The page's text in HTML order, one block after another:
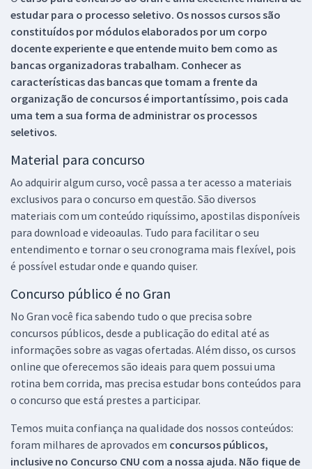
estudar para o processo seletivo. Os nossos cursos são
constituídos por módulos elaborados por um corpo
docente experiente e que entende muito bem como as
bancas organizadoras trabalham. Conhecer as
características das bancas que tomam a frente da
organização de concursos é importantíssimo, pois cada
uma tem a sua forma de administrar os processos
seletivos.
Material para concurso
Ao adquirir algum curso, você passa a ter acesso a materiais
exclusivos para o concurso em questão. São diversos
materiais com um conteúdo riquíssimo, apostilas disponíveis
para download e videoaulas. Tudo para facilitar o seu
entendimento e tornar o seu cronograma mais flexível, pois
é possível estudar onde e quando quiser.
Concurso público é no Gran
No Gran você fica sabendo tudo o que precisa sobre
concursos públicos, desde a publicação do edital até as
informações sobre as vagas ofertadas. Além disso, os cursos
online que oferecemos são ideais para quem possui uma
rotina bem corrida, mas precisa estudar bons conteúdos para
o concurso que está prestes a participar.
Temos muita confiança na qualidade dos nossos conteúdos:
foram milhares de aprovados em concursos públicos,
inclusive no Concurso CNU com a nossa ajuda. Não fique de